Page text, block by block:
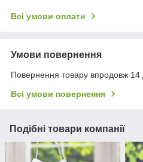
Всі умови оплати
Умови повернення
Повернення товару впродовж 14
Всі умови повернення
Подібні товари компанії